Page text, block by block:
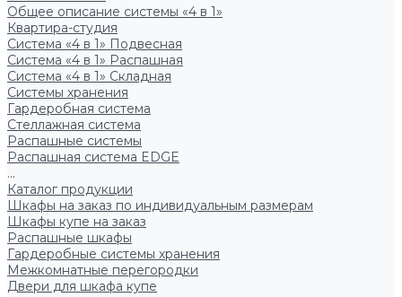
Общее описание системы «4 в 1»
Квартира-студия
Система «4 в 1» Подвесная
Система «4 в 1» Распашная
Система «4 в 1» Складная
Системы хранения
Гардеробная система
Стеллажная система
Распашные системы
Распашная система EDGE
...
Каталог продукции
Шкафы на заказ по индивидуальным размерам
Шкафы купе на заказ
Распашные шкафы
Гардеробные системы хранения
Межкомнатные перегородки
Двери для шкафа купе